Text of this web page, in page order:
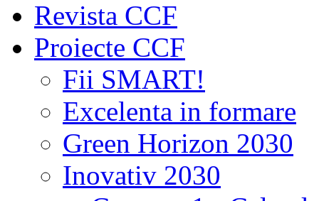
Revista CCF
Proiecte CCF
Fii SMART!
Excelenta in formare
Green Horizon 2030
Inovativ 2030